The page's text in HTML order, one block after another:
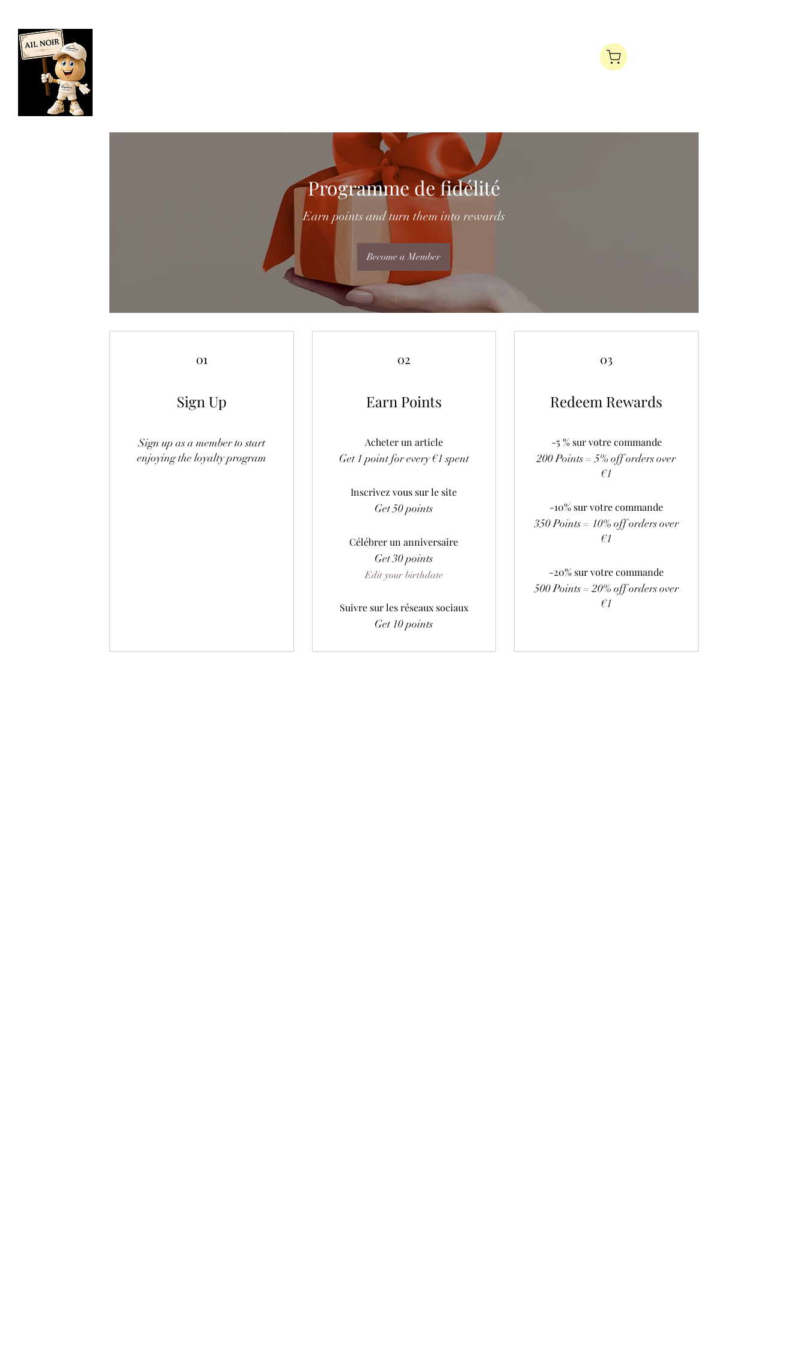
Programme de fidélité
Earn points and turn them into rewards
Become a Member
01
Sign Up
Sign up as a member to start
enjoying the loyalty program
02
Earn Points
Acheter un article
Get 1 point for every €1 spent
Inscrivez vous sur le site
Get 50 points
Célébrer un anniversaire
Get 30 points
Edit your birthdate
Suivre sur les réseaux sociaux
Get 10 points
03
Redeem Rewards
-5 % sur votre commande
200 Points = 5% off orders over
€1
-10% sur votre commande
350 Points = 10% off orders over
€1
-20% sur votre commande
500 Points = 20% off orders over
€1